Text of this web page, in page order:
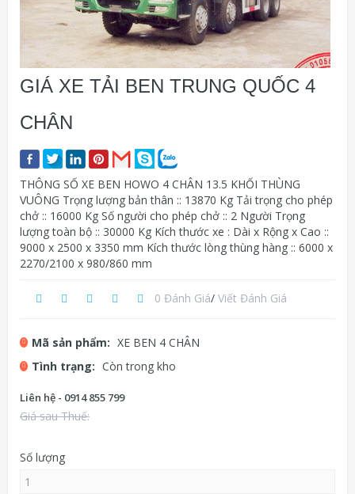
GIÁ XE TẢI BEN TRUNG QUỐC 4
CHÂN
THÔNG SỐ XE BEN HOWO 4 CHÂN 13.5 KHỐI THÙNG
VUÔNG Trọng lượng bản thân :: 13870 Kg Tải trọng cho phép
chở :: 16000 Kg Số người cho phép chở :: 2 Người Trọng
lượng toàn bộ :: 30000 Kg Kích thước xe : Dài x Rộng x Cao ::
9000 x 2500 x 3350 mm Kích thước lòng thùng hàng :: 6000 x
2270/2100 x 980/860 mm
0 Đánh Giá/ Viết Đánh Giá
Mã sản phẩm: XE BEN 4 CHÂN
Tình trạng: Còn trong kho
Liên hệ - 0914 855 799
Giá sau Thuế:
Số lượng